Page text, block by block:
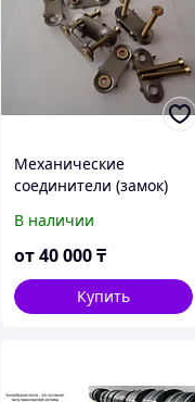
Механические
соединители (замок)
для стыковки
транспортерной и
В наличии
от 40 000 ₸
Купить